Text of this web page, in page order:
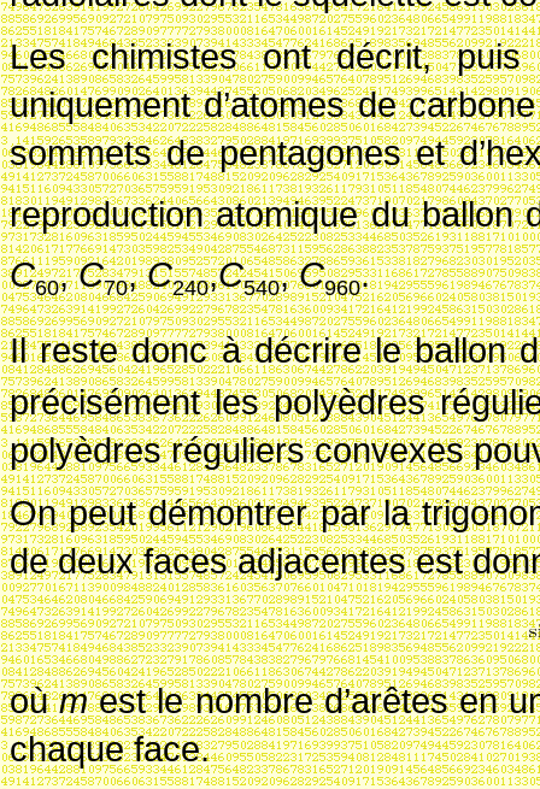
Les chimistes ont décrit, puis
uniquement d’atomes de
sommets de pentagones et
reproduction atomique du ballon
C60,C70,C240,C540,C960.
Il reste donc à décrire le ballon
précisément les polyèdres
polyèdres réguliers convexes
On peut démontrer par la
de deux faces adjacentes est
oùmest le nombre d’arêtes en
chaque face.